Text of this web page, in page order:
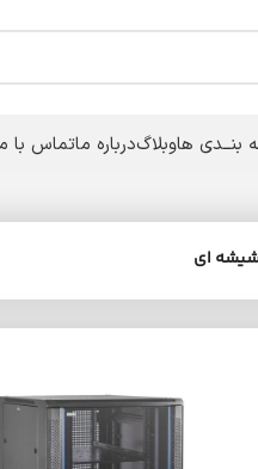
بنــدی هاوبلاگدرباره ماتماس با